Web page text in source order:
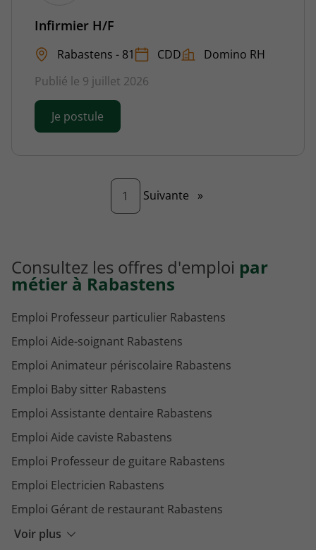
Infirmier H/F
Rabastens - 81 CDD
Domino RH
Publié le 9 juillet 2026
Je postule
1 Page
Suivante »
Consultez les offres d'emploi par
métier à Rabastens
Voir plus
Emploi Professeur particulier Rabastens
Emploi Aide-soignant Rabastens
Emploi Animateur périscolaire Rabastens
Emploi Baby sitter Rabastens
Emploi Assistante dentaire Rabastens
Emploi Aide caviste Rabastens
Emploi Professeur de guitare Rabastens
Emploi Electricien Rabastens
Emploi Gérant de restaurant Rabastens
Emploi Métrologue Rabastens